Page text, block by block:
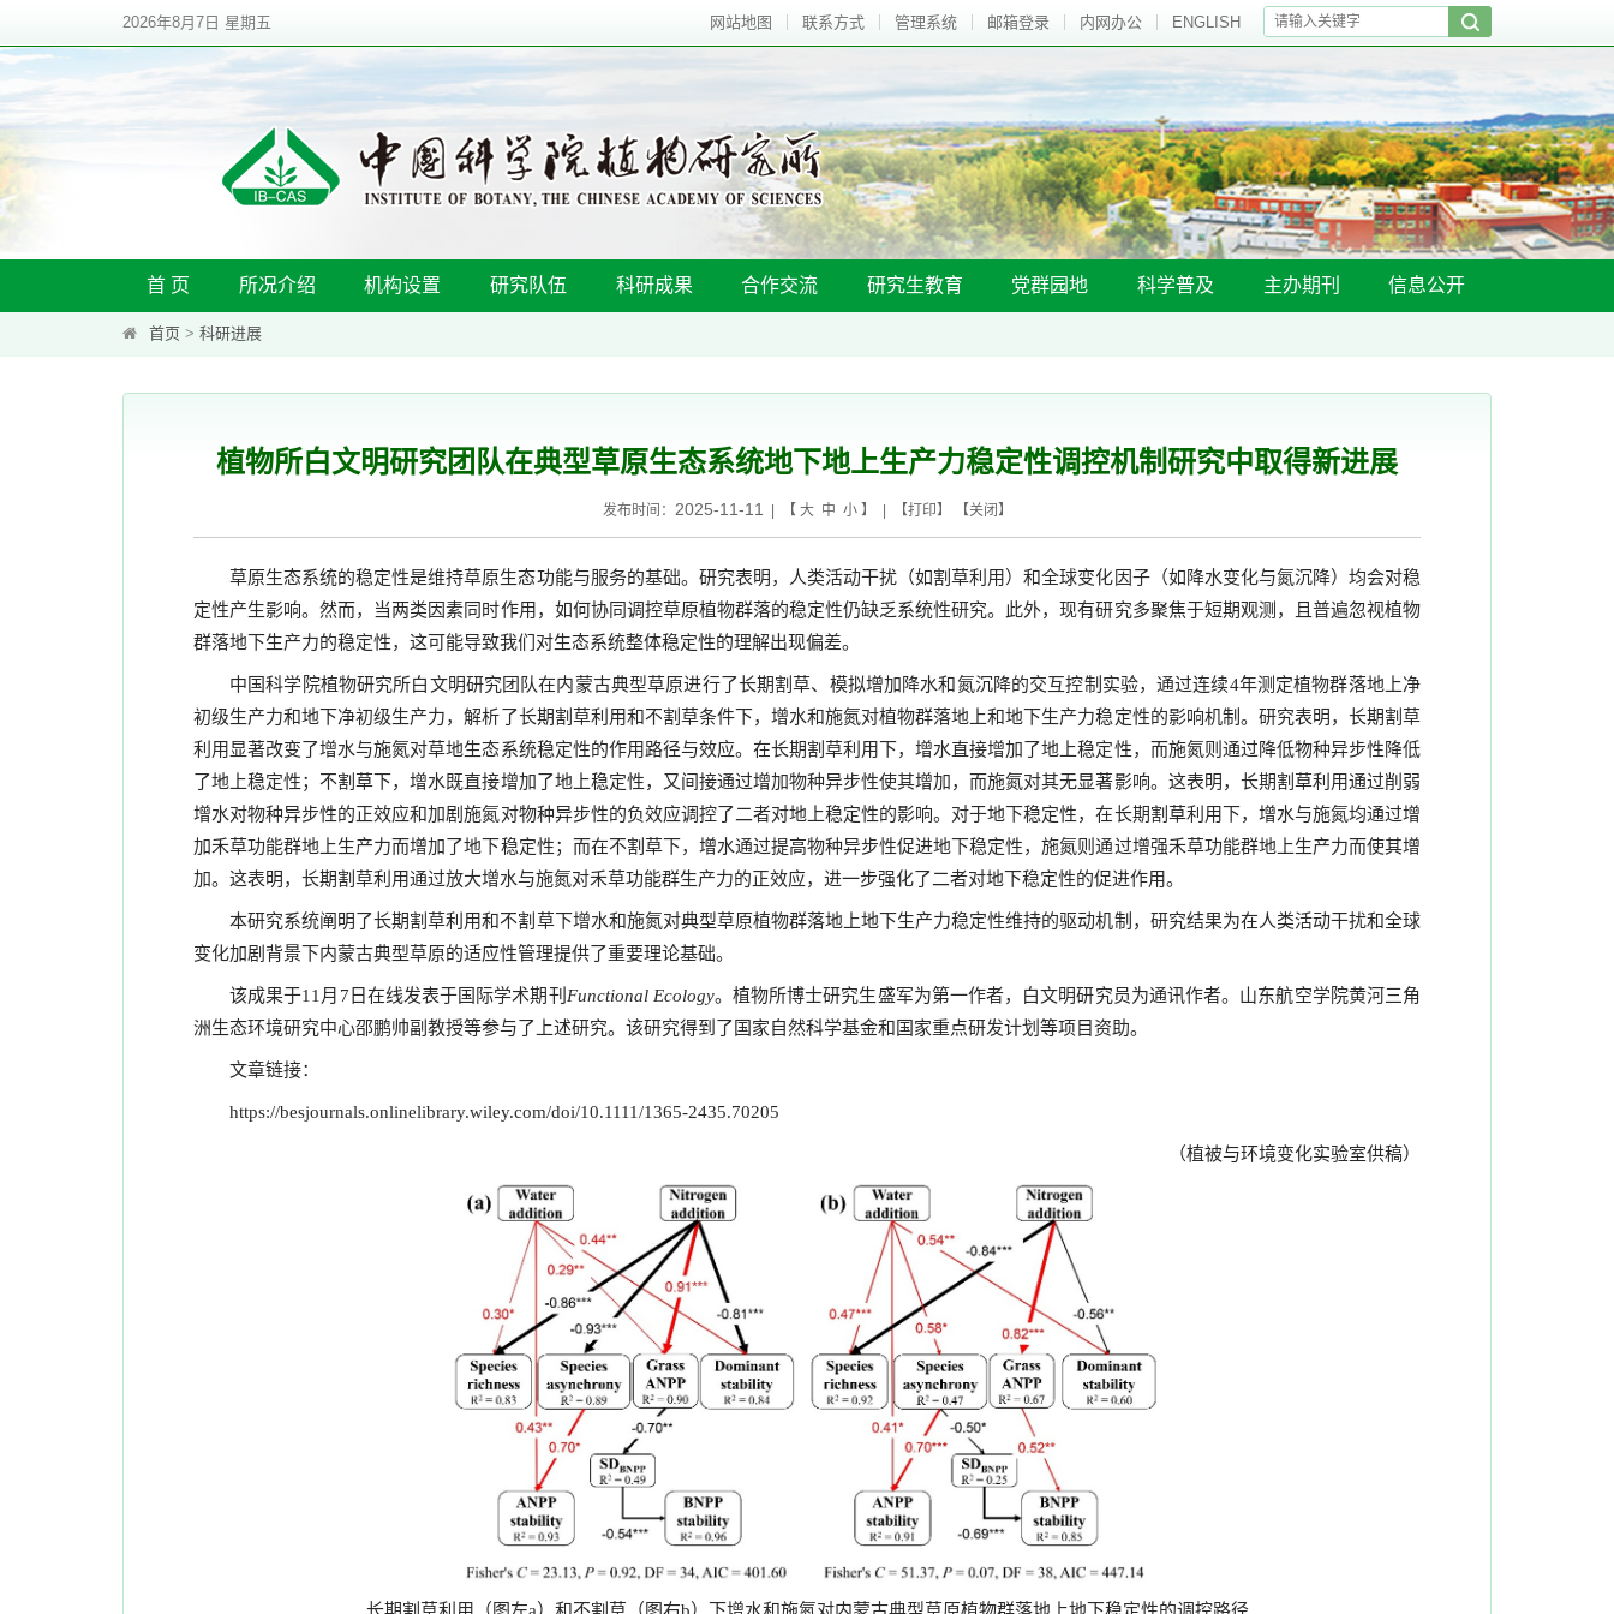
2026年8月7日 星期五 网站地图 联系方式 管理系统 邮箱登录 内网办公 ENGLISH
首 页 所况介绍 机构设置 研究队伍 科研成果 合作交流 研究生教育 党群园地 科学普及 主办期刊 信息公开
首页 > 科研进展
植物所白文明研究团队在典型草原生态系统地下地上生产力稳定性调控机制研究中取得新进展
发布时间： 2025-11-11 | 【 大 中 小】 | 【打印】 【关闭 】
草原生态系统的稳定性是维持草原生态功能与服务的基础。研究表明，人类活动干扰（如割草利用）和全球变化因子（如降水变化与氮沉降）均会对稳
定性产生影响。然而，当两类因素同时作用，如何协同调控草原植物群落的稳定性仍缺乏系统性研究。此外，现有研究多聚焦于短期观测，且普遍忽视植物
群落地下生产力的稳定性，这可能导致我们对生态系统整体稳定性的理解出现偏差。
中国科学院植物研究所白文明研究团队在内蒙古典型草原进行了长期割草、模拟增加降水和氮沉降的交互控制实验，通过连续4年测定植物群落地上净
初级生产力和地下净初级生产力，解析了长期割草利用和不割草条件下，增水和施氮对植物群落地上和地下生产力稳定性的影响机制。研究表明，长期割草
利用显著改变了增水与施氮对草地生态系统稳定性的作用路径与效应。在长期割草利用下，增水直接增加了地上稳定性，而施氮则通过降低物种异步性降低
了地上稳定性；不割草下，增水既直接增加了地上稳定性，又间接通过增加物种异步性使其增加，而施氮对其无显著影响。这表明，长期割草利用通过削弱
增水对物种异步性的正效应和加剧施氮对物种异步性的负效应调控了二者对地上稳定性的影响。对于地下稳定性，在长期割草利用下，增水与施氮均通过增
加禾草功能群地上生产力而增加了地下稳定性；而在不割草下，增水通过提高物种异步性促进地下稳定性，施氮则通过增强禾草功能群地上生产力而使其增
加。这表明，长期割草利用通过放大增水与施氮对禾草功能群生产力的正效应，进一步强化了二者对地下稳定性的促进作用。
本研究系统阐明了长期割草利用和不割草下增水和施氮对典型草原植物群落地上地下生产力稳定性维持的驱动机制，研究结果为在人类活动干扰和全球
变化加剧背景下内蒙古典型草原的适应性管理提供了重要理论基础。
该成果于11 月 7 日在线发表于国际学术期刊 Functional Ecology。植物所博士研究生盛军为第一作者，白文明研究员为通讯作者。山东航空学院黄河三角
洲生态环境研究中心邵鹏帅副教授等参与了上述研究。该研究得到了国家自然科学基金和国家重点研发计划等项目资助。
文章链接：
https://besjournals.onlinelibrary.wiley.com/doi/10.1111/1365-2435.70205
（植被与环境变化实验室供稿）
长期割草利用（图左 ）和不割草（图右 ）下增水和施氮对内蒙古典型草原植物群落地上地下稳定性的调控路径